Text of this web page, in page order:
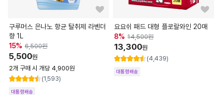
구루머스 은나노 항균 탈취제 라벤더
향 1L
15% 6,500원
5,500원
2개 구매 시 개당 4,900원
(1,593)
대통령배송
요요쉬 패드 대형 플로랄와인 20매
8% 14,500원
13,300원
(4,439)
대통령배송